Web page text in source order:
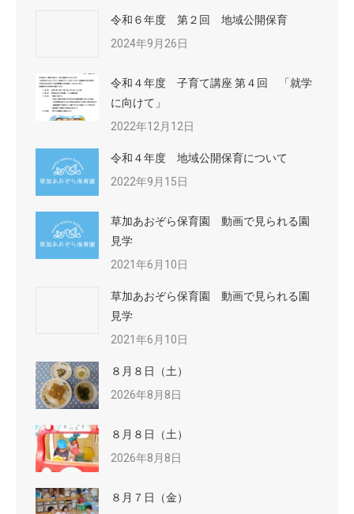
令和６年度 第２回 地域公開保育
2024年9月26日
令和４年度 子育て講座 第４回 「就学
に向けて」
2022年12月12日
令和４年度 地域公開保育について
2022年9月15日
草加あおぞら保育園 動画で見られる園
見学
2021年6月10日
草加あおぞら保育園 動画で見られる園
見学
2021年6月10日
８月８日（土）
2026年8月8日
８月８日（土）
2026年8月8日
８月７日（金）